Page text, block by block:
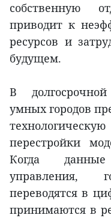
собственную
приводит к
ресурсов и
будущем.
В
умных городов
перестройки
Когда
управления,
переводятся в
принимаются в